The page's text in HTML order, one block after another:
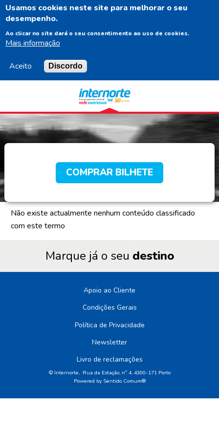
Usamos cookies neste site para melhorar o seu
desempenho.
Ao clicar no site dará o seu consentimento ao uso de cookies.
Mais informação
Aceito Discordo
COMPRAR BILHETE
Não existe actualmente nenhum conteúdo classificado
com este termo
Marque já o seu destino
Apoio ao Cliente
Condições Gerais
Política de Privacidade
Newsletter
Livro de reclamações
© Internorte, Rua da Estação, nº 4, 4300-171 Porto
Powered by Sentido Comum®